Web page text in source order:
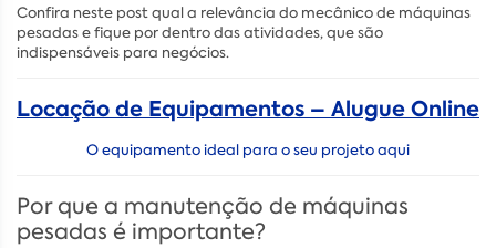
Confira neste post qual a relevância do mecânico de máquinas
pesadas e fique por dentro das atividades, que são
indispensáveis para negócios.
Locação de Equipamentos – Alugue Online
O equipamento ideal para o seu projeto aqui
Por que a manutenção de máquinas
pesadas é importante?